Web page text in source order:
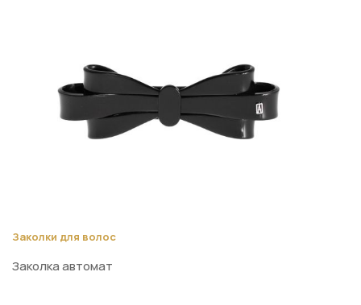
Заколки для волос
Заколка автомат